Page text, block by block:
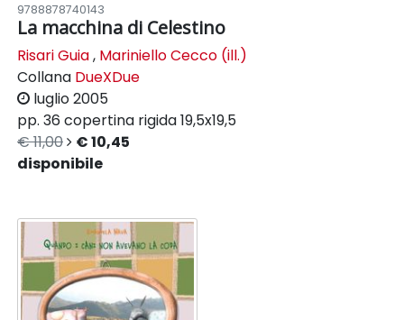
9788878740143
La macchina di Celestino
Risari Guia, Mariniello Cecco (ill.)
Collana DueXDue
luglio 2005
pp. 36 copertina rigida19,5x19,5
€ 11,00
€ 10,45
disponibile